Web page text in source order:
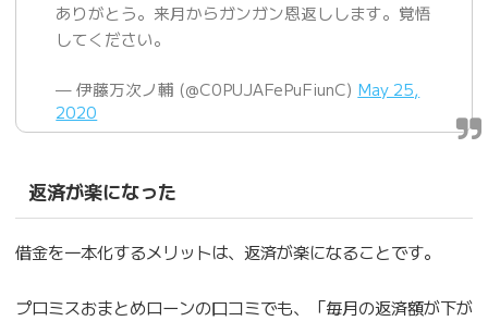
ありがとう。来月からガンガン恩返しします。覚悟
してください。
— 伊藤万次ノ輔 (@C0PUJAFePuFiunC) May 25,
2020
返済が楽になった
借金を一本化するメリットは、返済が楽になることです。
プロミスおまとめローンの口コミでも、「毎月の返済額が下が